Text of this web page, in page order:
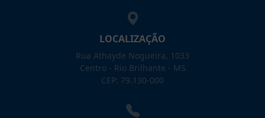
LOCALIZAÇÃO
Rua Athayde Nogueira, 1033
Centro - Rio Brilhante - MS
CEP: 79.130-000